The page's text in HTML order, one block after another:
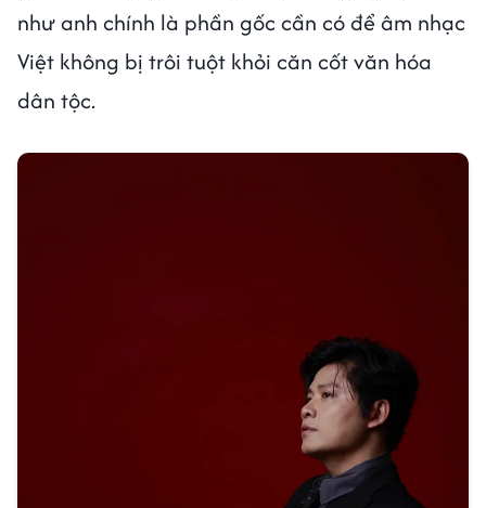
như anh chính là phần gốc cần có để âm nhạc
Việt không bị trôi tuột khỏi căn cốt văn hóa
dân tộc.